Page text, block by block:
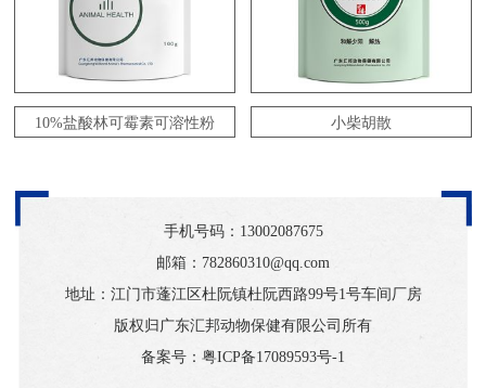
10%盐酸林可霉素可溶性粉 小柴胡散
手机号码： 13002087675
邮箱：782860310@qq.com
地址：江门市蓬江区杜阮镇杜阮西路99号1号车间厂房
版权归广东汇邦动物保健有限公司所有
备案号： 粤ICP备17089593号-1